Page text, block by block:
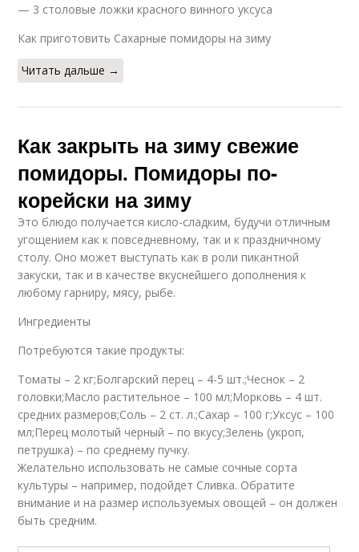
— 3 столовые ложки красного винного уксуса
Как приготовить Сахарные помидоры на зиму
Читать дальше →
Как закрыть на зиму свежие
помидоры. Помидоры по-
корейски на зиму
Это блюдо получается кисло-сладким, будучи отличным
угощением как к повседневному, так и к праздничному
столу. Оно может выступать как в роли пикантной
закуски, так и в качестве вкуснейшего дополнения к
любому гарниру, мясу, рыбе.
Ингредиенты
Потребуются такие продукты:
Томаты – 2 кг;Болгарский перец – 4-5 шт.;Чеснок – 2
головки;Масло растительное – 100 мл;Морковь – 4 шт.
средних размеров;Соль – 2 ст. л.;Сахар – 100 г;Уксус – 100
мл;Перец молотый черный – по вкусу;Зелень (укроп,
петрушка) – по среднему пучку.
Желательно использовать не самые сочные сорта
культуры – например, подойдет Сливка. Обратите
внимание и на размер используемых овощей – он должен
быть средним.